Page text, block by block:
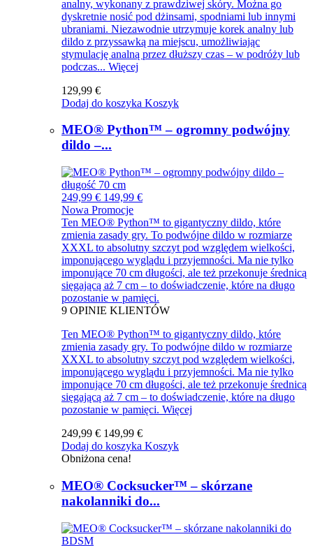
analny, wykonany z prawdziwej skóry. Można go
dyskretnie nosić pod dżinsami, spodniami lub innymi
ubraniami. Niezawodnie utrzymuje korek analny lub
dildo z przyssawką na miejscu, umożliwiając
stymulację analną przez dłuższy czas – w podróży lub
podczas... Więcej
129,99 €
Dodaj do koszyka Koszyk
MEO® Python™ – ogromny podwójny
dildo –...
249,99 € 149,99 €
Nowa Promocje
Ten MEO® Python™ to gigantyczny dildo, które
zmienia zasady gry. To podwójne dildo w rozmiarze
XXXL to absolutny szczyt pod względem wielkości,
imponującego wyglądu i przyjemności. Ma nie tylko
imponujące 70 cm długości, ale też przekonuje średnicą
sięgającą aż 7 cm – to doświadczenie, które na długo
pozostanie w pamięci.
9 OPINIE KLIENTÓW
Ten MEO® Python™ to gigantyczny dildo, które
zmienia zasady gry. To podwójne dildo w rozmiarze
XXXL to absolutny szczyt pod względem wielkości,
imponującego wyglądu i przyjemności. Ma nie tylko
imponujące 70 cm długości, ale też przekonuje średnicą
sięgającą aż 7 cm – to doświadczenie, które na długo
pozostanie w pamięci. Więcej
249,99 € 149,99 €
Dodaj do koszyka Koszyk
Obniżona cena!
MEO® Cocksucker™ – skórzane
nakolanniki do...